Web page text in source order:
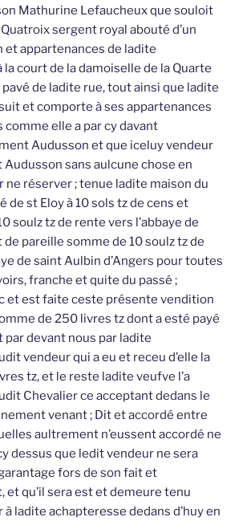
Mathurine Lefaucheux que souloit
sergent royal abouté d’un
et appartenances de ladite
la court de la damoiselle de la Quarte
pavé de ladite rue, tout ainsi que ladite
et comporte à ses appartenances
comme elle a par cy davant
Audusson et que iceluy vendeur
Audusson sans aulcune chose en
réserver ; tenue ladite maison du
de st Eloy à 10 sols tz de cens et
soulz tz de rente vers l’abbaye de
pareille somme de 10 soulz tz de
de saint Aulbin d’Angers pour toutes
franche et quite du passé ;
et est faite ceste présente vendition
de 250 livres tz dont a esté payé
devant nous par ladite
vendeur qui a eu et receu d’elle la
tz, et le reste ladite veufve l’a
Chevalier ce acceptant dedans le
venant ; Dit et accordé entre
aultrement n’eussent accordé ne
dessus que ledit vendeur ne sera
fors de son fait et
et qu’il sera est et demeure tenu
ladite achapteresse dedans d’huy en